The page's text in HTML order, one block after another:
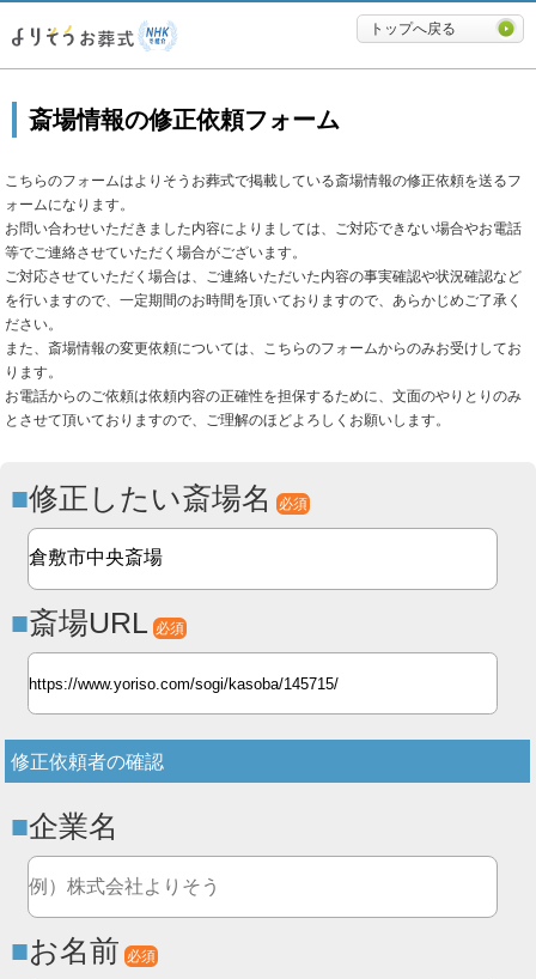
必要最低限に絞ったよりそうお
トップへ戻る
斎場情報の修正依頼フォーム
こちらのフォームはよりそうお葬式で掲載している斎場情報の修正依頼を送るフ
ォームになります。
お問い合わせいただきました内容によりましては、ご対応できない場合やお電話
等でご連絡させていただく場合がございます。
ご対応させていただく場合は、ご連絡いただいた内容の事実確認や状況確認など
を行いますので、一定期間のお時間を頂いておりますので、あらかじめご了承く
ださい。
また、斎場情報の変更依頼については、こちらのフォームからのみお受けしてお
ります。
お電話からのご依頼は依頼内容の正確性を担保するために、文面のやりとりのみ
とさせて頂いておりますので、ご理解のほどよろしくお願いします。
修正したい斎場名 必須
斎場URL 必須
修正依頼者の確認
企業名
お名前 必須